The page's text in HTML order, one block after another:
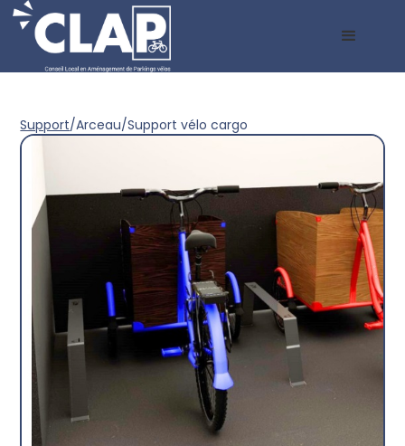
Support/Arceau/Support vélo cargo